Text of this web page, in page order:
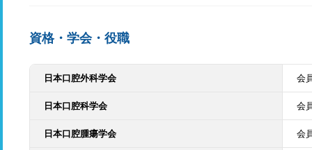
資格・学会・役職
日本口腔外科学会 会
日本口腔科学会 会
日本口腔腫瘍学会 会